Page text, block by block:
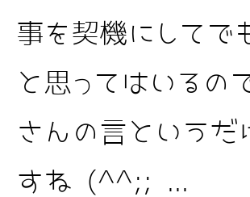
事を契機にしてで
と思ってはいる
さんの言というだ
すね (^^;; ...